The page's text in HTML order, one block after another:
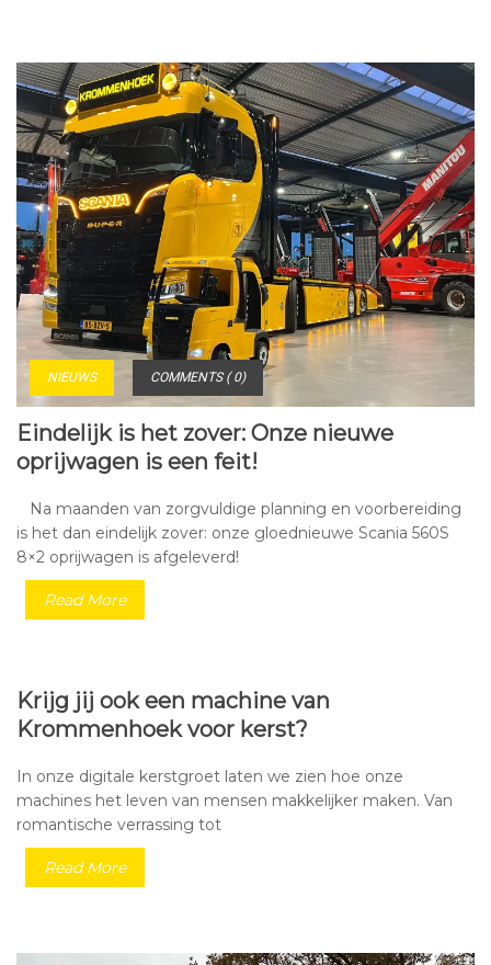
NIEUWS COMMENTS ( 0)
Eindelijk is het zover: Onze nieuwe
oprijwagen is een feit!
Na maanden van zorgvuldige planning en voorbereiding
is het dan eindelijk zover: onze gloednieuwe Scania 560S
8×2 oprijwagen is afgeleverd!
Read More
Krijg jij ook een machine van
Krommenhoek voor kerst?
In onze digitale kerstgroet laten we zien hoe onze
machines het leven van mensen makkelijker maken. Van
romantische verrassing tot
Read More